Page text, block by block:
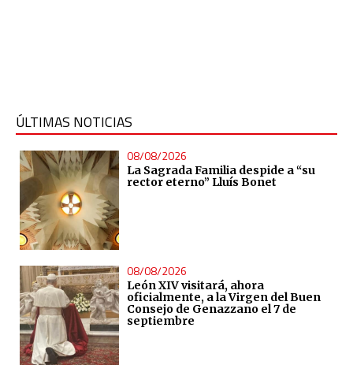
ÚLTIMAS NOTICIAS
08/08/2026
La Sagrada Familia despide a “su
rector eterno” Lluís Bonet
08/08/2026
León XIV visitará, ahora
oficialmente, a la Virgen del Buen
Consejo de Genazzano el 7 de
septiembre